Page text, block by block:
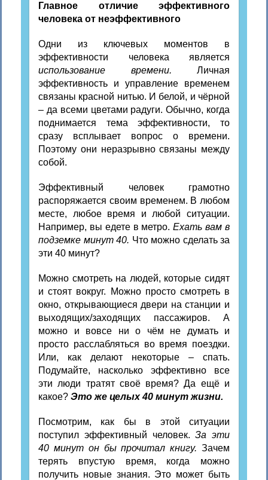
Главное отличие эффективного
человека от неэффективного
Одни из ключевых моментов в
эффективности человека является
использование времени. Личная
эффективность и управление временем
связаны красной нитью. И белой, и чёрной
– да всеми цветами радуги. Обычно, когда
поднимается тема эффективности, то
сразу всплывает вопрос о времени.
Поэтому они неразрывно связаны между
собой.
Эффективный человек грамотно
распоряжается своим временем. В любом
месте, любое время и любой ситуации.
Например, вы едете в метро.Ехать вам в
подземке минут 40. Что можно сделать за
эти 40 минут?
Можно смотреть на людей, которые сидят
и стоят вокруг. Можно просто смотреть в
окно, открывающиеся двери на станции и
выходящих/заходящих пассажиров. А
можно и вовсе ни о чём не думать и
просто расслабляться во время поездки.
Или, как делают некоторые – спать.
Подумайте, насколько эффективно все
эти люди тратят своё время? Да ещё и
какое? Это же целых 40 минут жизни.
Посмотрим, как бы в этой ситуации
поступил эффективный человек.За эти
40 минут он бы прочитал книгу. Зачем
терять впустую время, когда можно
получить новые знания. Это может быть